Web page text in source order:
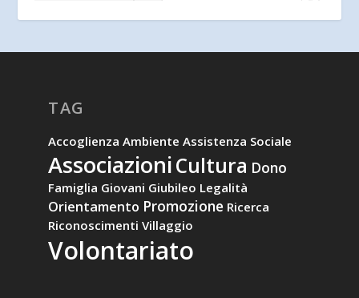
TAG
Accoglienza Ambiente Assistenza Sociale
AssociazioniCultura Dono
Famiglia Giovani Giubileo Legalità
Orientamento Promozione Ricerca
Riconoscimenti Villaggio
Volontariato